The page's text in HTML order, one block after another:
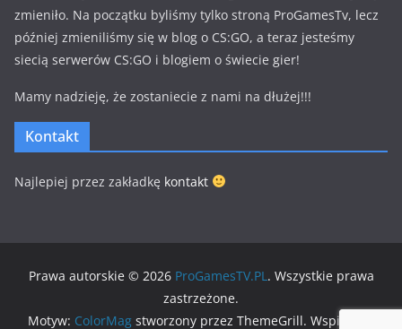
zmieniło. Na początku byliśmy tylko stroną ProGamesTv, lecz
później zmieniliśmy się w blog o CS:GO, a teraz jesteśmy
siecią serwerów CS:GO i blogiem o świecie gier!
Mamy nadzieję, że zostaniecie z nami na dłużej!!!
Kontakt
Najlepiej przez zakładkę kontakt
Prawa autorskie © 2026 ProGamesTV.PL . Wszystkie prawa
zastrzeżone.
Motyw: ColorMagstworzony przez ThemeGrill. Wspierane